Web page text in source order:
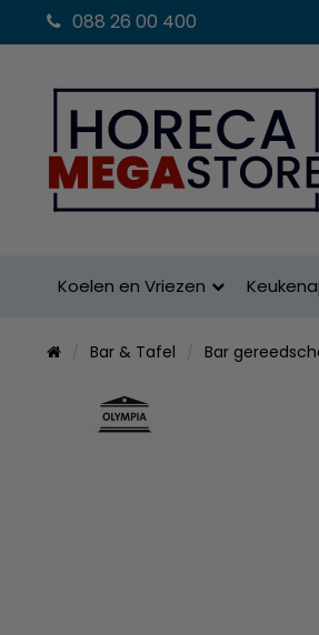
088 26 00 400
Koelen en Vriezen
Bar & Tafel Bar